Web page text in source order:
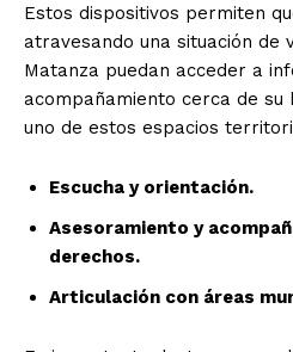
Estos dispositivos permiten
atravesando una situación de
Matanza puedan acceder a
acompañamiento cerca de su
uno de estos espacios
Escucha y orientación.
Asesoramiento y
derechos.
Articulación con áreas